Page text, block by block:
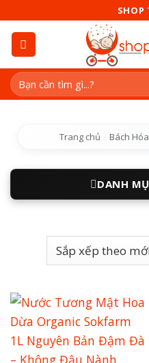
content
SHOP
Tìm
kiếm:
Trang chủ Bách
DANH